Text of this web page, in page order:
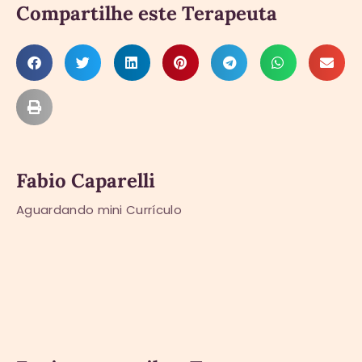
Compartilhe este Terapeuta
Fabio Caparelli
Aguardando mini Currículo